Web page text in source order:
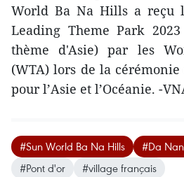
World Ba Na Hills a
Leading Theme Park
thème d'Asie) par les
(WTA) lors de la
pour l’Asie et l’Océanie. -
#Sun World Ba Na Hills #Da
#Pont d'or
#village français